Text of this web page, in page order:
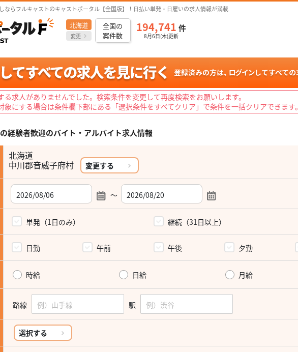
ならフルキャストのキャストポータル【全国版】！日払い単発・日雇いの求人情報が満載
北海道
変更
全国の
案件数
194,741 件
8月6日(木)更新
る求人がありませんでした。検索条件を変更して再度検索をお願いします。
象にする場合は条件欄下部にある「選択条件をすべてクリア」で条件を一括クリアできます。
経験者歓迎のバイト・アルバイト求人情報
北海道
変更する
～
単発（1日のみ） 継続（31日以上）
日勤 午前 午後 夕勤
時給 日給 月給
路線 駅
選択する